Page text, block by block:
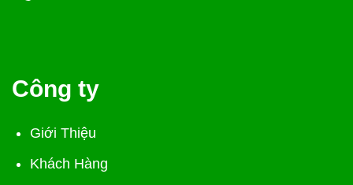
Công ty
Giới Thiệu
Khách Hàng